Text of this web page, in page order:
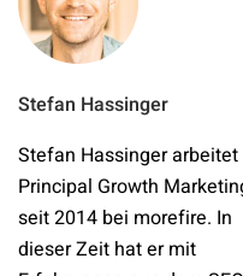
Stefan Hassinger
Stefan Hassinger
Principal Growth
seit 2014 bei morefire. In
dieser Zeit hat er mit